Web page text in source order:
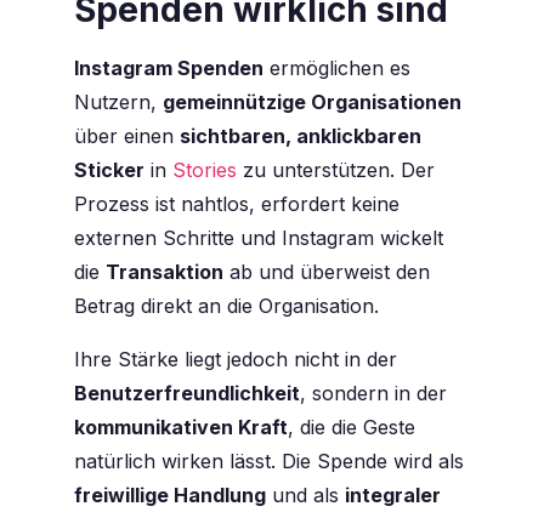
Spenden wirklich sind
Instagram Spenden ermöglichen es
Nutzern, gemeinnützige Organisationen
über einen sichtbaren, anklickbaren
Sticker in Stories zu unterstützen. Der
Prozess ist nahtlos, erfordert keine
externen Schritte und Instagram wickelt
die Transaktion ab und überweist den
Betrag direkt an die Organisation.
Ihre Stärke liegt jedoch nicht in der
Benutzerfreundlichkeit, sondern in der
kommunikativen Kraft, die die Geste
natürlich wirken lässt. Die Spende wird als
freiwillige Handlungund als integraler